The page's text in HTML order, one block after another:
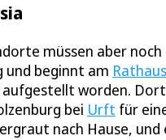
müssen aber
und beginnt am Rathaus
worden.
bei Urft für
nach Hause,